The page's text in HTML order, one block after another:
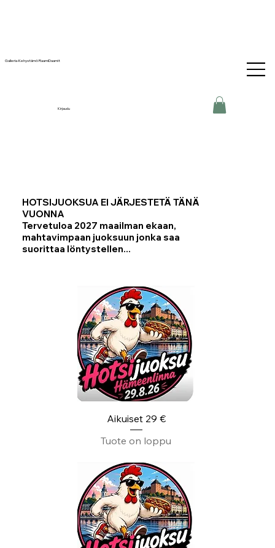
Galleria-Kehystämö RaamiDaamit
Kirjaudu
HOTSIJUOKSUA EI JÄRJESTETÄ TÄNÄ
VUONNA
Tervetuloa 2027 maailman ekaan,
mahtavimpaan juoksuun jonka saa
suorittaa löntystellen...
Aikuiset 29 €
Tuote on loppu